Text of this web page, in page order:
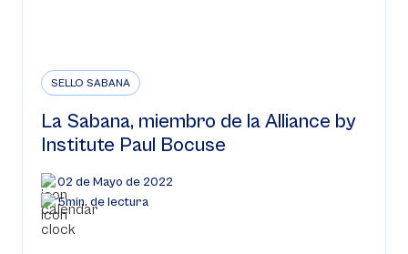
SELLO SABANA
La Sabana, miembro de la Alliance by
Institute Paul Bocuse
02 de Mayo de 2022
5min. de lectura